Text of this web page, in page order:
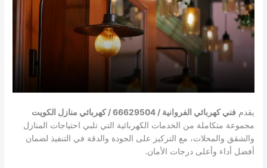
يقدمفني كهربائي الفروانية / 66629504 / كهربائي منازل الكويت
مجموعة متكاملة من الخدمات الكهربائية التي تلبي احتياجات المنازل
والشقق والمحلات، مع التركيز على الجودة والدقة في التنفيذ لضمان
أفضل أداء وأعلى درجات الأمان.